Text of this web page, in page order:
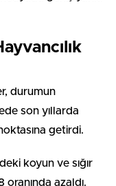
durumun
son yıllarda
getirdi.
koyun ve sığır
oranında azaldı.